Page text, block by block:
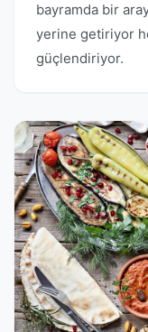
bayramda bir
yerine getiriyor
güçlendiriyor.